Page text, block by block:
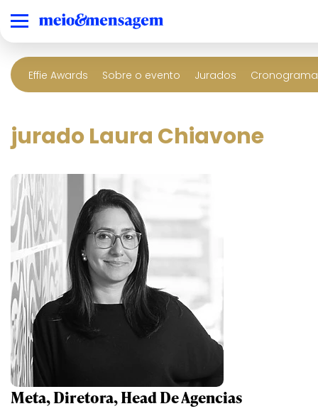
Effie Awards Sobre o evento Jurados
jurado Laura Chiavone
Meta, Diretora, Head De Agencias